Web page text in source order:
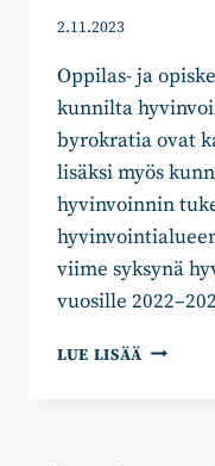
2.11.2023
Oppilas- ja
kunnilta
byrokratia ovat
lisäksi myös
hyvinvoinnin
viime syksynä
vuosille
LUE LISÄÄ UUDESTA